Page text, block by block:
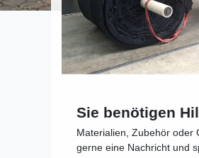
Sie benötigen
Materialien, Zubehör oder
gerne eine Nachricht und